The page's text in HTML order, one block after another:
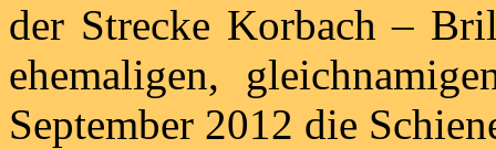
der Strecke Korbach –
ehemaligen,
September 2012 die